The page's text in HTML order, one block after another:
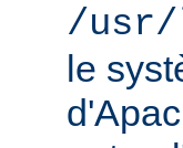
/usr/
le